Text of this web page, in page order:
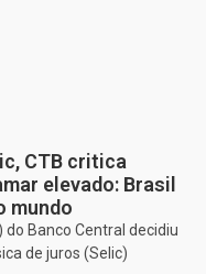
CTB critica
elevado: Brasil
mundo
Banco Central decidiu
de juros (Selic)